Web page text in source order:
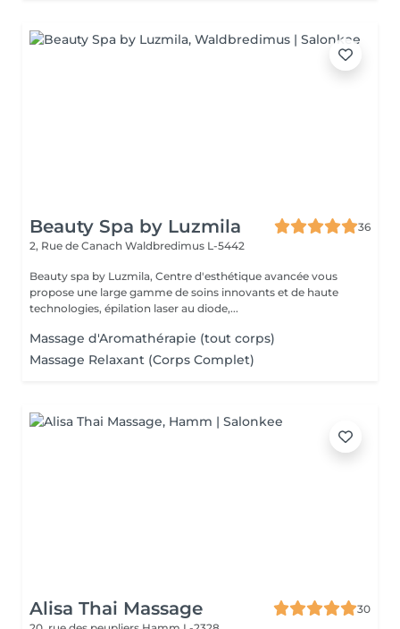
Beauty Spa by Luzmila
36
2, Rue de Canach Waldbredimus L-5442
Beauty spa by Luzmila, Centre d'esthétique avancée vous
propose une large gamme de soins innovants et de haute
technologies, épilation laser au diode,...
Massage d'Aromathérapie (tout corps)
Massage Relaxant (Corps Complet)
Alisa Thai Massage
30